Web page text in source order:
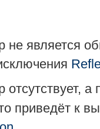
не является
отсутствует,
приведёт к